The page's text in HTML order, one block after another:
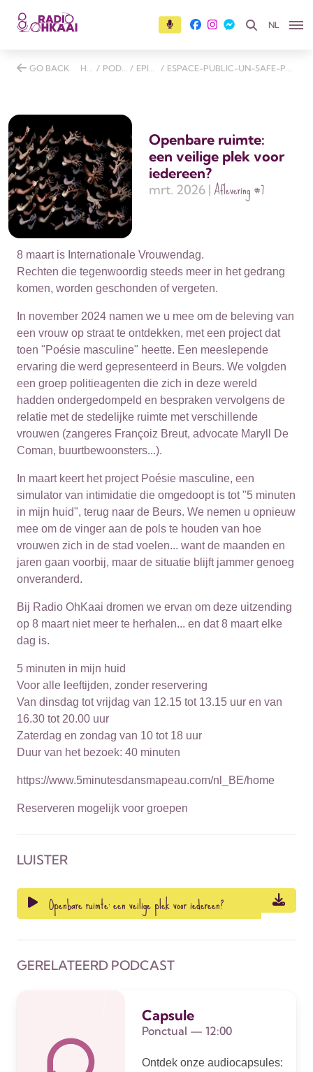
NL
GO BACK HOME / PODCASTS / EPISODES / ESPACE-PUBLIC-UN-SAFE-PLACE-POUR-TOUSTES
Openbare ruimte:
een veilige plek voor
iedereen?
mrt. 2026 | Aflevering#7
8 maart is Internationale Vrouwendag.
Rechten die tegenwoordig steeds meer in het gedrang
komen, worden geschonden of vergeten.
In november 2024 namen we u mee om de beleving van
een vrouw op straat te ontdekken, met een project dat
toen "Poésie masculine" heette. Een meeslepende
ervaring die werd gepresenteerd in Beurs. We volgden
een groep politieagenten die zich in deze wereld
hadden ondergedompeld en bespraken vervolgens de
relatie met de stedelijke ruimte met verschillende
vrouwen (zangeres Françoiz Breut, advocate Maryll De
Coman, buurtbewoonsters...).
In maart keert het project Poésie masculine, een
simulator van intimidatie die omgedoopt is tot "5 minuten
in mijn huid", terug naar de Beurs. We nemen u opnieuw
mee om de vinger aan de pols te houden van hoe
vrouwen zich in de stad voelen... want de maanden en
jaren gaan voorbij, maar de situatie blijft jammer genoeg
onveranderd.
Bij Radio OhKaai dromen we ervan om deze uitzending
op 8 maart niet meer te herhalen... en dat 8 maart elke
dag is.
5 minuten in mijn huid
Voor alle leeftijden, zonder reservering
Van dinsdag tot vrijdag van 12.15 tot 13.15 uur en van
16.30 tot 20.00 uur
Zaterdag en zondag van 10 tot 18 uur
Duur van het bezoek: 40 minuten
https://www.5minutesdansmapeau.com/nl_BE/home
Reserveren mogelijk voor groepen
LUISTER
Openbare ruimte: een veilige plek voor iedereen?
GERELATEERD PODCAST
Capsule
Ponctual — 12:00
Ontdek onze audiocapsules: